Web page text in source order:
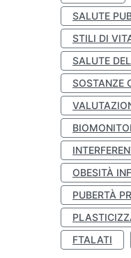
SALUTE
STILI DI
SALUTE
SOSTANZE
OBESITÀ
PUBERTÀ
FTALATI